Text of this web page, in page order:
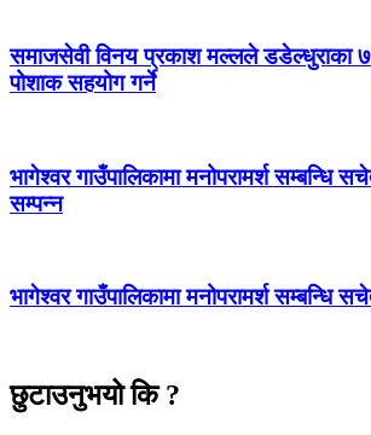
समाजसेवी विनय प्रकाश मल्लले डडेल्धुराका ७२
पोशाक सहयोग गर्ने
भागेश्वर गाउँपालिकामा मनोपरामर्श सम्बन्धि
सम्पन्न
भागेश्वर गाउँपालिकामा मनोपरामर्श सम्बन्धि
छुटाउनुभयो कि ?